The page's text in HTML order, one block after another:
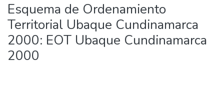
Esquema de Ordenamiento
Territorial Ubaque Cundinamarca
2000: EOT Ubaque Cundinamarca
2000